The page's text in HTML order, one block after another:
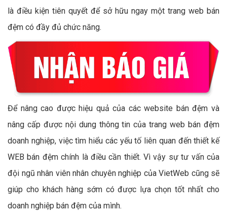
là điều kiện tiên quyết để sở hữu ngay một trang web bán
đệm có đầy đủ chức năng.
Để nâng cao được hiệu quả của các website bán đệm và
nâng cấp được nội dung thông tin của trang web bán đệm
doanh nghiệp, việc tìm hiểu các yếu tố liên quan đến thiết kế
WEB bán đệm chính là điều cần thiết. Vì vậy sự tư vấn của
đội ngũ nhân viên nhân chuyên nghiệp của VietWeb cũng sẽ
giúp cho khách hàng sớm có được lựa chọn tốt nhất cho
doanh nghiệp bán đệm của mình.